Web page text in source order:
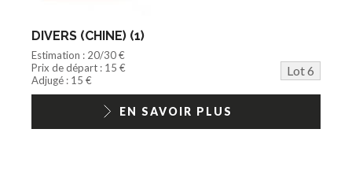
DIVERS (CHINE) (1)
Estimation : 20/30 €
Prix de départ : 15 €
Lot 6
Adjugé : 15 €
EN SAVOIR PLUS